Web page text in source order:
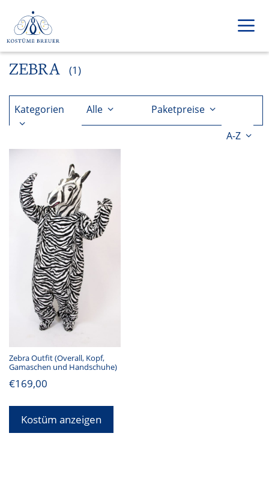
Inhalt
springen
ZEBRA (1)
Kategorien Alle
Paketpreise
A-Z
Zebra Outfit (Overall, Kopf,
Gamaschen und Handschuhe)
€169,00
Kostüm anzeigen